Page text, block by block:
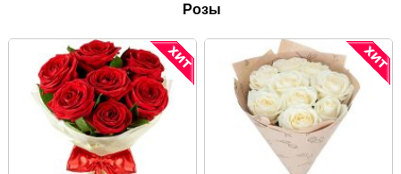
Розы